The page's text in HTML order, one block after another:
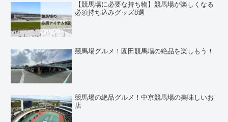
【競馬場に必要な持ち物】競馬場が楽しくなる
必須持ち込みグッズ8選
競馬場グルメ！園田競馬場の絶品を楽しもう！
競馬場の絶品グルメ！中京競馬場の美味しいお
店